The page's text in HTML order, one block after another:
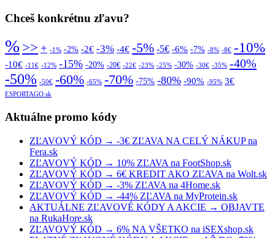
Chceš konkrétnu zľavu?
%>> + -1% -2% -2€ -3% -4€ -5% -5€ -6% -7% -8% -8€ -10%
-10€ -11€ -12% -15% -20% -20€ -22€ -23% -25% -30% -30€ -35% -40%
-50% -50€ -60% -65% -70% -75% -80% -90% -95% 3€
ESPORTAGO.sk
Aktuálne promo kódy
ZĽAVOVÝ KÓD → -3€ ZĽAVA NA CELÝ NÁKUP na
Fera.sk
ZĽAVOVÝ KÓD → 10% ZĽAVA na FootShop.sk
ZĽAVOVÝ KÓD → 6€ KREDIT AKO ZĽAVA na Wolt.sk
ZĽAVOVÝ KÓD → -3% ZĽAVA na 4Home.sk
ZĽAVOVÝ KÓD → -44% ZĽAVA na MyProtein.sk
AKTUÁLNE ZĽAVOVÉ KÓDY A AKCIE → OBJAVTE
na RukaHore.sk
ZĽAVOVÝ KÓD → 6% NA VŠETKO na iSEXshop.sk